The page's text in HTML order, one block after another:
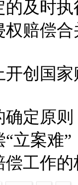
的及时执
权赔偿
创国
定原则
立案难”
工作